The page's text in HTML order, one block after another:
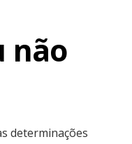
não
determinações